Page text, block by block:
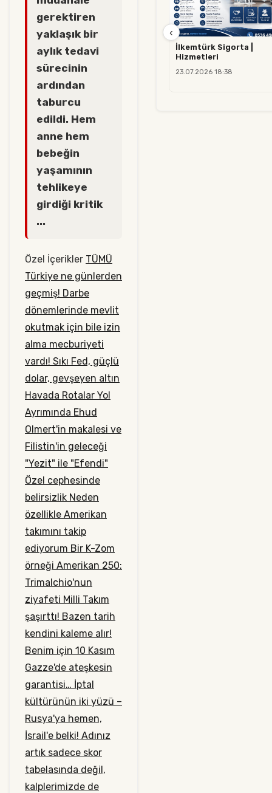
gerektiren
yaklaşık bir
aylık tedavi
sürecinin
ardından
taburcu
edildi. Hem
anne hem
bebeğin
yaşamının
tehlikeye
girdiği kritik
...
Özel İçerikler TÜMÜ
Türkiye ne günlerden
geçmiş! Darbe
dönemlerinde mevlit
okutmak için bile izin
alma mecburiyeti
vardı! Sıkı Fed, güçlü
dolar, gevşeyen altın
Havada Rotalar Yol
Ayrımında Ehud
Olmert'in makalesi ve
Filistin'in geleceği
"Yezit" ile "Efendi"
Özel cephesinde
belirsizlik Neden
özellikle Amerikan
takımını takip
ediyorum Bir K-Zom
örneği Amerikan 250:
Trimalchio'nun
ziyafeti Milli Takım
şaşırttı! Bazen tarih
kendini kaleme alır!
Benim için 10 Kasım
Gazze'de ateşkesin
garantisi… İptal
kültürünün iki yüzü –
Rusya'ya hemen,
İsrail'e belki! Adınız
artık sadece skor
tabelasında değil,
kalplerimizde de
İlkemtürk Sigorta |
Hizmetleri
23.07.2026 18:38
‹